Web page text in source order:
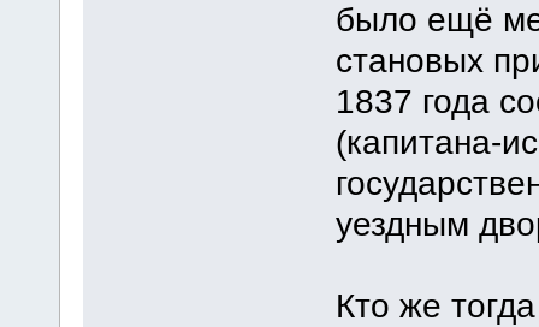
было ещё
становых
1837 года
(капитана-
уездным
Кто же